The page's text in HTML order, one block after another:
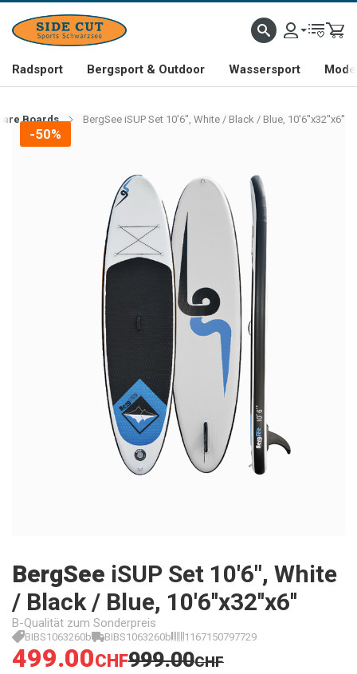
Radsport Bergsport & Outdoor Wassersport
Boards BergSee iSUP Set 10'6", White / Black / Blue, 10'6''x32''x6''
-50%
BergSee iSUP Set 10'6", White
/ Black / Blue, 10'6''x32''x6''
B-Qualität zum Sonderpreis
BIBS1063260b BIBS1063260b 1167150797729
499.00CHF999.00CHF